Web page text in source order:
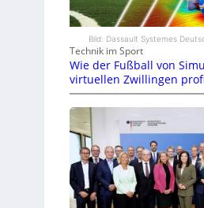
Bild: Dassault Systemes
Technik im Sport
Wie der Fußball von
virtuellen Zwillingen